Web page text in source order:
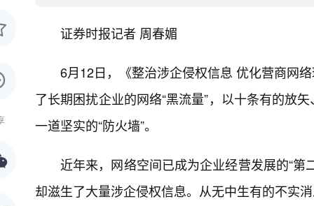
证券时报记者 周春媚
6月12日，《整治涉企侵权信息 优化营商网
了长期困扰企业的网络“黑流量”，以十条有的放
一道坚实的“防火墙”。
近年来，网络空间已成为企业经营发展的“
却滋生了大量涉企侵权信息。从无中生有的不实